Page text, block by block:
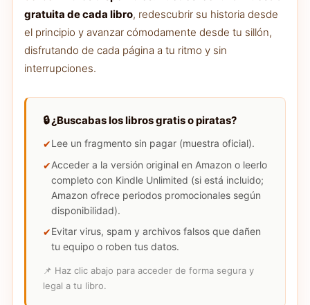
gratuita de cada libro, redescubrir su historia desde
el principio y avanzar cómodamente desde tu sillón,
disfrutando de cada página a tu ritmo y sin
interrupciones.
🔒 ¿Buscabas los libros gratis o piratas?
Lee un fragmento sin pagar (muestra oficial).
Acceder a la versión original en Amazon o leerlo
completo con Kindle Unlimited (si está incluido;
Amazon ofrece periodos promocionales según
disponibilidad).
Evitar virus, spam y archivos falsos que dañen
tu equipo o roben tus datos.
📌 Haz clic abajo para acceder de forma segura y
legal a tu libro.